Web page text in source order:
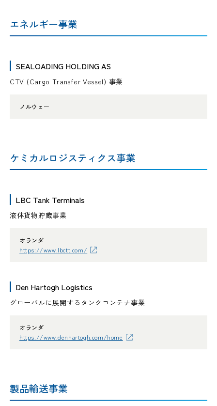
エネルギー事業
SEALOADING HOLDING AS
CTV (Cargo Transfer Vessel) 事業
ノルウェー
ケミカルロジスティクス事業
LBC Tank Terminals
液体貨物貯蔵事業
オランダ
https://www.lbctt.com/
Den Hartogh Logistics
グローバルに展開するタンクコンテナ事業
オランダ
https://www.denhartogh.com/home
製品輸送事業